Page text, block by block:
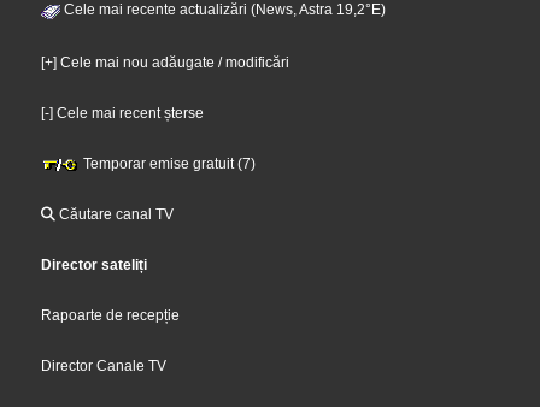
Cele mai recente actualizări (News, Astra 19,2°E)
[+] Cele mai nou adăugate / modificări
[-] Cele mai recent șterse
Temporar emise gratuit (7)
Căutare canal TV
Director sateliți
Rapoarte de recepție
Director Canale TV